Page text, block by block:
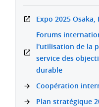
Expo 2025 Osaka,
Forums
l'utilisation de la
service des
durable
Coopération
Plan stratégique